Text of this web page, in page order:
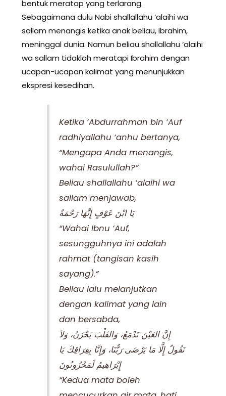
bentuk meratap yang terlarang.
Sebagaimana dulu Nabi shallallahu ‘alaihi wa
sallam menangis ketika anak beliau, Ibrahim,
meninggal dunia. Namun beliau shallallahu ‘alaihi
wa sallam tidaklah meratapi Ibrahim dengan
ucapan-ucapan kalimat yang menunjukkan
ekspresi kesedihan.
Ketika ‘Abdurrahman bin ‘Auf
radhiyallahu ‘anhu bertanya,
“Mengapa Anda menangis,
wahai Rasulullah?”
Beliau shallallahu ‘alaihi wa
sallam menjawab,
يَا ابْنَ عَوْفٍ إِنَّهَا رَحْمَةٌ
“Wahai Ibnu ‘Auf,
sesungguhnya ini adalah
rahmat (tangisan kasih
sayang).”
Beliau lalu melanjutkan
dengan kalimat yang lain
dan bersabda,
إِنَّ العَيْنَ تَدْمَعُ، وَالقَلْبَ يَحْزَنُ، وَلاَ
نَقُولُ إِلَّا مَا يَرْضَى رَبُّنَا، وَإِنَّا بِفِرَاقِكَ يَا
إِبْرَاهِيمُ لَمَحْزُونُونَ
“Kedua mata boleh